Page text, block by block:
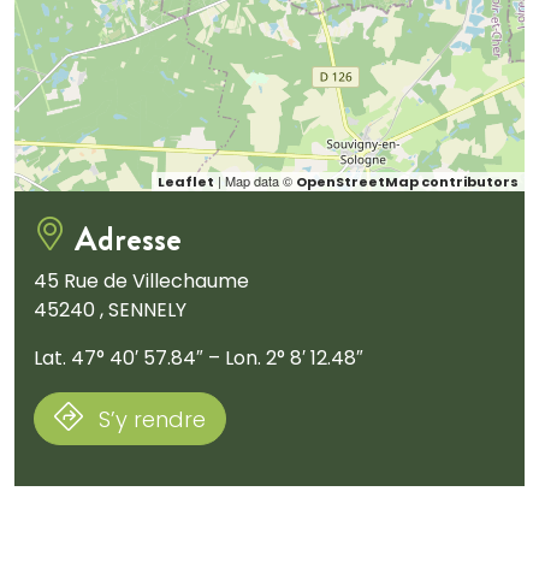
Leaflet | Map data © OpenStreetMap contributors
Adresse
45 Rue de Villechaume
45240 , SENNELY
Lat. 47° 40′ 57.84″ – Lon. 2° 8′ 12.48″
S’y rendre